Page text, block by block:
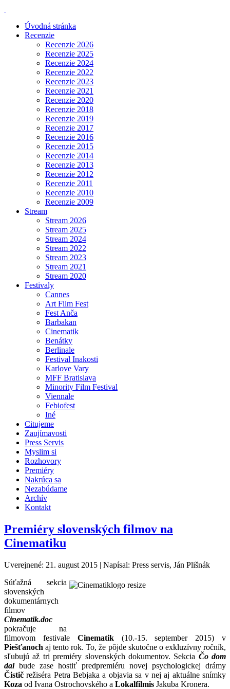
Úvodná stránka
Recenzie
Recenzie 2026
Recenzie 2025
Recenzie 2024
Recenzie 2022
Recenzie 2023
Recenzie 2021
Recenzie 2020
Recenzie 2018
Recenzie 2019
Recenzie 2017
Recenzie 2016
Recenzie 2015
Recenzie 2014
Recenzie 2013
Recenzie 2012
Recenzie 2011
Recenzie 2010
Recenzie 2009
Stream
Stream 2026
Stream 2025
Stream 2024
Stream 2022
Stream 2023
Stream 2021
Stream 2020
Festivaly
Cannes
Art Film Fest
Fest Anča
Barbakan
Cinematik
Benátky
Berlinale
Festival Inakosti
Karlove Vary
MFF Bratislava
Minority Film Festival
Viennale
Febiofest
Iné
Citujeme
Zaujímavosti
Press Servis
Myslim si
Rozhovory
Premiéry
Nakrúca sa
Nezabúdame
Archív
Kontakt
Premiéry slovenských filmov na
Cinematiku
Uverejnené: 21. august 2015 | Napísal: Press servis, Ján Plišnák
Súťažná sekcia
slovenských
dokumentárnych
filmov
Cinematik.doc
pokračuje na
filmovom festivaleCinematik(10.-15. september 2015) v
Piešťanoch aj tento rok. To, že pôjde skutočne o exkluzívny ročník,
sľubujú až tri premiéry slovenských dokumentov. Sekcia Čo dom
dalbude zase hostiť predpremiéru novej psychologickej drámy
Čistič režiséra Petra Bebjaka a objavia sa v nej aj aktuálne snímky
Koza od Ivana Ostrochovského a Lokalfilmis Jakuba Kronera.